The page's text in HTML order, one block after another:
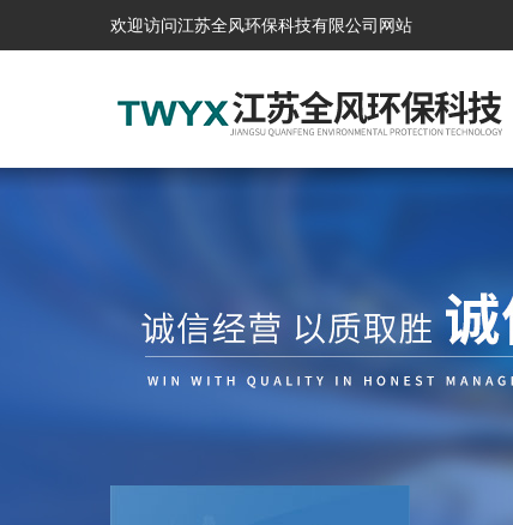
欢迎访问江苏全风环保科技有限公司网站